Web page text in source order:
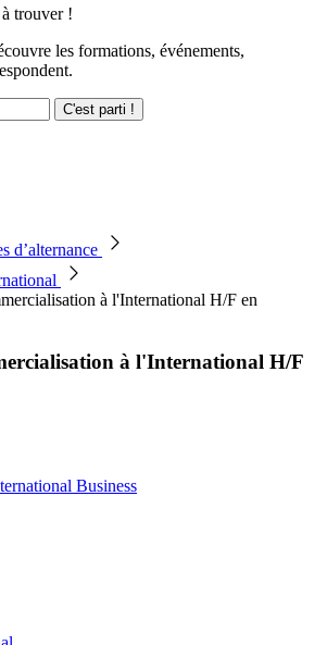
trouver !
les formations, événements,
C'est parti !
d’alternance
à l'International H/F en
à l'International H/F
Business